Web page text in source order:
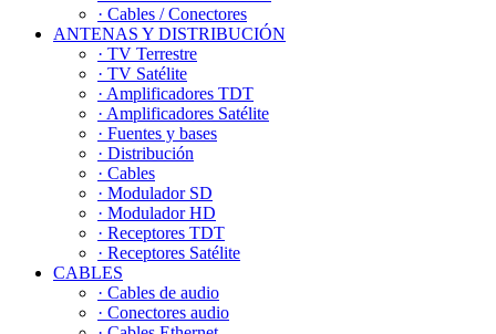
· Cables / Conectores
ANTENAS Y DISTRIBUCIÓN
· TV Terrestre
· TV Satélite
· Amplificadores TDT
· Amplificadores Satélite
· Fuentes y bases
· Distribución
· Cables
· Modulador SD
· Modulador HD
· Receptores TDT
· Receptores Satélite
CABLES
· Cables de audio
· Conectores audio